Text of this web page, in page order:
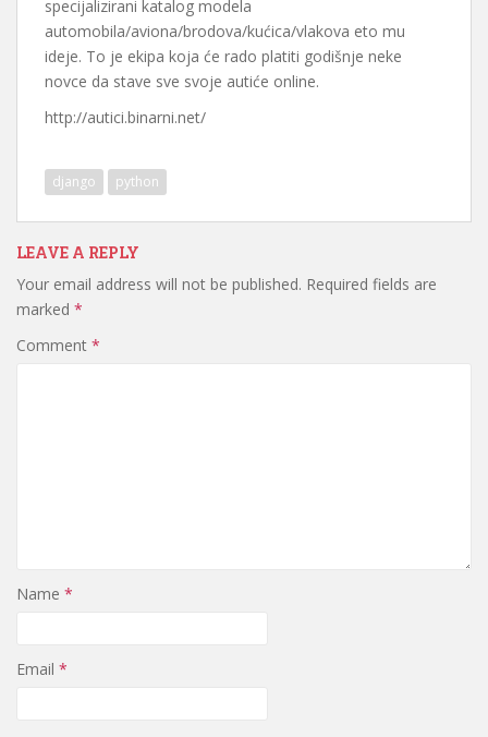
specijalizirani katalog modela
automobila/aviona/brodova/kućica/vlakova eto mu
ideje. To je ekipa koja će rado platiti godišnje neke
novce da stave sve svoje autiće online.
http://autici.binarni.net/
django python
LEAVE A REPLY
Your email address will not be published. Required fields are
marked *
Comment *
Name *
Email *